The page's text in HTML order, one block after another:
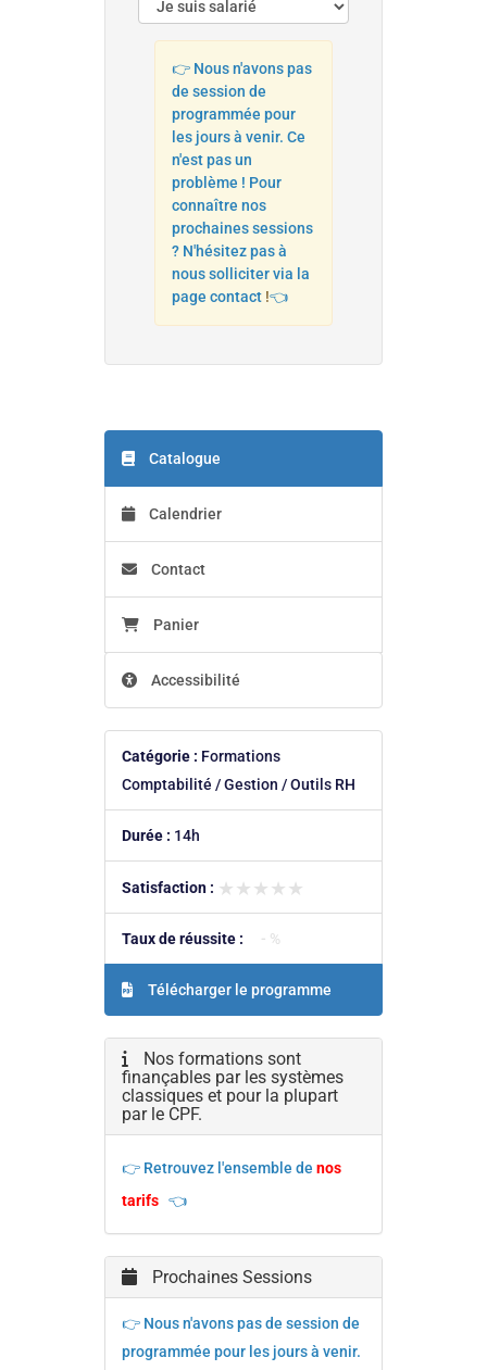
👉 Nous n'avons pas
de session de
programmée pour
les jours à venir. Ce
n'est pas un
problème ! Pour
connaître nos
prochaines sessions
? N'hésitez pas à
nous solliciter via la
page contact!👈
Catalogue
Calendrier
Contact
Panier
Accessibilité
Catégorie : Formations
Comptabilité / Gestion / Outils RH
Durée : 14h
Satisfaction : ★★★★★
★★★★★
Taux de réussite : - %
Télécharger le programme
Nos formations sont
finançables par les systèmes
classiques et pour la plupart
par le CPF.
👉 Retrouvez l'ensemble de nos
tarifs 👈
Prochaines Sessions
👉 Nous n'avons pas de session de
programmée pour les jours à venir.